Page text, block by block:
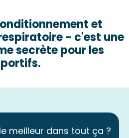
et
- c'est une
secrète pour les
meilleur dans tout ça ?